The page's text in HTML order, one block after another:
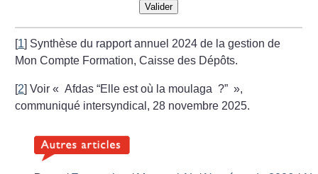
Valider
[1] Synthèse du rapport annuel 2024 de la gestion de
Mon Compte Formation, Caisse des Dépôts.
[2]Voir « Afdas “Elle est où la moulaga ?” »,
communiqué intersyndical, 28 novembre 2025.